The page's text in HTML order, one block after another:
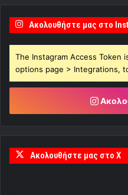
Ακολουθήστε μας στο
The Instagram Access Token
options page > Integrations,
Ακολουθήστε μας στο X